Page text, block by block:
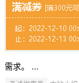
需求。 ...